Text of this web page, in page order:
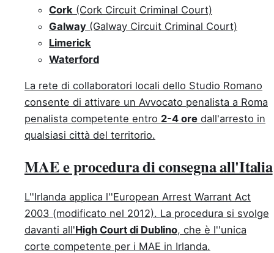
Cork (Cork Circuit Criminal Court)
Galway (Galway Circuit Criminal Court)
Limerick
Waterford
La rete di collaboratori locali dello Studio Romano
consente di attivare un Avvocato penalista a Roma
penalista competente entro 2-4 ore dall'arresto in
qualsiasi città del territorio.
MAE e procedura di consegna all'Italia
L''Irlanda applica l''European Arrest Warrant Act
2003 (modificato nel 2012). La procedura si svolge
davanti all'High Court di Dublino, che è l''unica
corte competente per i MAE in Irlanda.